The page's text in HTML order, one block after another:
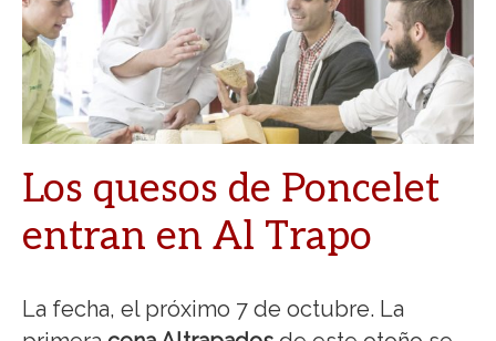
Los quesos de Poncelet
entran en Al Trapo
La fecha, el próximo 7 de octubre. La